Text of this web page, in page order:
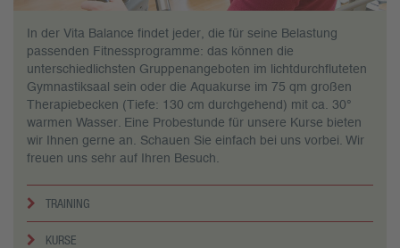
In der Vita Balance findet jeder, die für seine Belastung
passenden Fitnessprogramme: das können die
unterschiedlichsten Gruppenangeboten im lichtdurchfluteten
Gymnastiksaal sein oder die Aquakurse im 75 qm großen
Therapiebecken (Tiefe: 130 cm durchgehend) mit ca. 30°
warmen Wasser. Eine Probestunde für unsere Kurse bieten
wir Ihnen gerne an. Schauen Sie einfach bei uns vorbei. Wir
freuen uns sehr auf Ihren Besuch.
TRAINING
KURSE